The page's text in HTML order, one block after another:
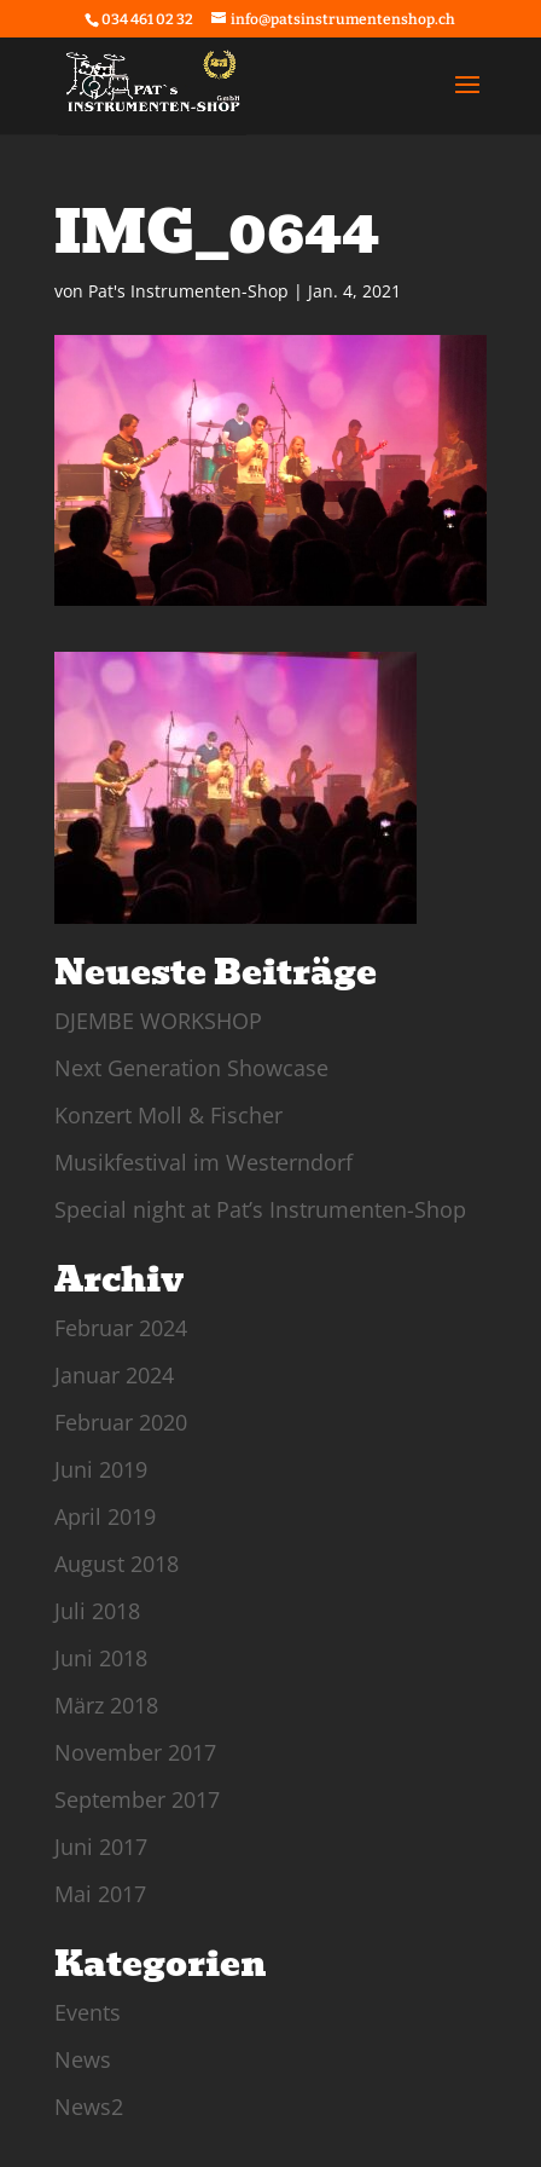
034 461 02 32 info@patsinstrumentenshop.ch
IMG_0644
von Pat's Instrumenten-Shop | Jan. 4, 2021
Neueste Beiträge
DJEMBE WORKSHOP
Next Generation Showcase
Konzert Moll & Fischer
Musikfestival im Westerndorf
Special night at Pat’s Instrumenten-Shop
Archiv
Februar 2024
Januar 2024
Februar 2020
Juni 2019
April 2019
August 2018
Juli 2018
Juni 2018
März 2018
November 2017
September 2017
Juni 2017
Mai 2017
Kategorien
Events
News
News2